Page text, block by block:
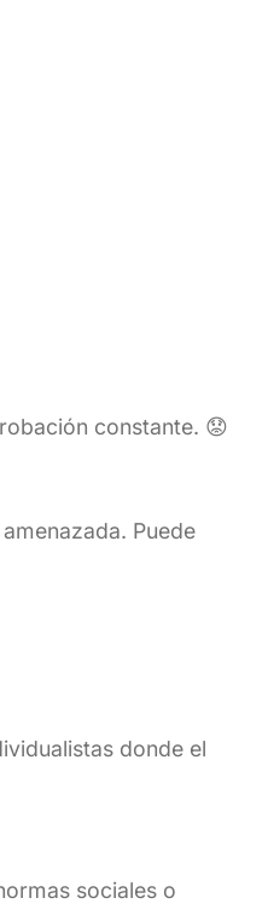
constante. 😟
Puede
donde el
sociales o